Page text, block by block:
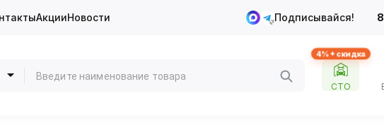
АкцииНовости Подписывайся!
4%+ скидка
СТО